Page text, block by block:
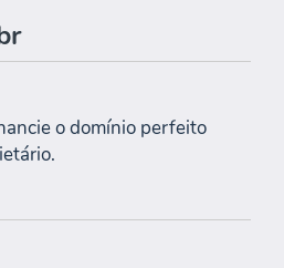
o domínio perfeito